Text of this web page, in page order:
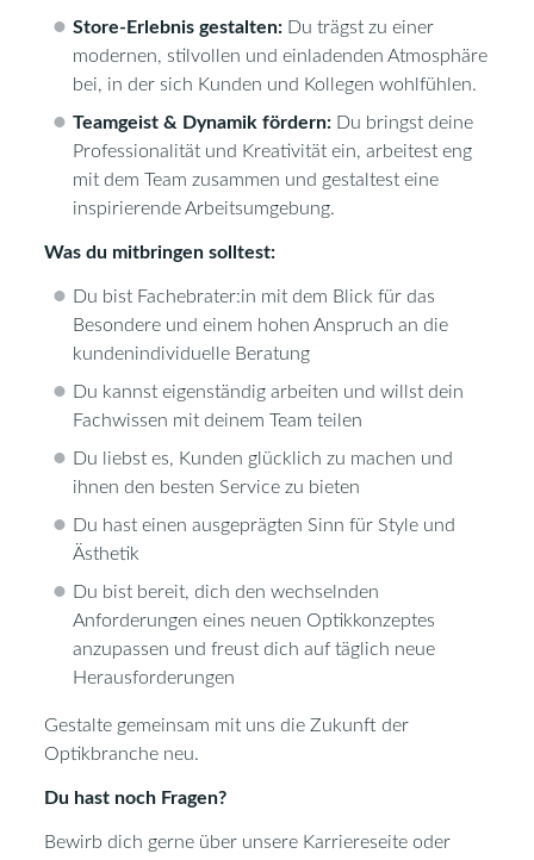
Store-Erlebnis gestalten: Du trägst zu einer
modernen, stilvollen und einladenden Atmosphäre
bei, in der sich Kunden und Kollegen wohlfühlen.
Teamgeist & Dynamik fördern: Du bringst deine
Professionalität und Kreativität ein, arbeitest eng
mit dem Team zusammen und gestaltest eine
inspirierende Arbeitsumgebung.
Was du mitbringen solltest:
Du bist Fachebrater:in mit dem Blick für das
Besondere und einem hohen Anspruch an die
kundenindividuelle Beratung
Du kannst eigenständig arbeiten und willst dein
Fachwissen mit deinem Team teilen
Du liebst es, Kunden glücklich zu machen und
ihnen den besten Service zu bieten
Du hast einen ausgeprägten Sinn für Style und
Ästhetik
Du bist bereit, dich den wechselnden
Anforderungen eines neuen Optikkonzeptes
anzupassen und freust dich auf täglich neue
Herausforderungen
Gestalte gemeinsam mit uns die Zukunft der
Optikbranche neu.
Du hast noch Fragen?
Bewirb dich gerne über unsere Karriereseite oder